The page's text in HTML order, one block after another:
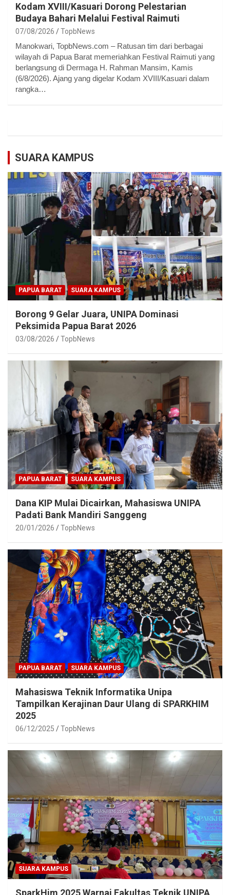
Kodam XVIII/Kasuari Dorong Pelestarian
Budaya Bahari Melalui Festival Raimuti
07/08/2026 TopbNews
Manokwari, TopbNews.com – Ratusan tim dari berbagai
wilayah di Papua Barat memeriahkan Festival Raimuti yang
berlangsung di Dermaga H. Rahman Mansim, Kamis
(6/8/2026). Ajang yang digelar Kodam XVIII/Kasuari dalam
rangka…
SUARA KAMPUS
PAPUA BARAT SUARA KAMPUS
Borong 9 Gelar Juara, UNIPA Dominasi
Peksimida Papua Barat 2026
03/08/2026 TopbNews
PAPUA BARAT SUARA KAMPUS
Dana KIP Mulai Dicairkan, Mahasiswa UNIPA
Padati Bank Mandiri Sanggeng
20/01/2026 TopbNews
PAPUA BARAT SUARA KAMPUS
Mahasiswa Teknik Informatika Unipa
Tampilkan Kerajinan Daur Ulang di SPARKHIM
2025
06/12/2025 TopbNews
SUARA KAMPUS
SparkHim 2025 Warnai Fakultas Teknik UNIPA